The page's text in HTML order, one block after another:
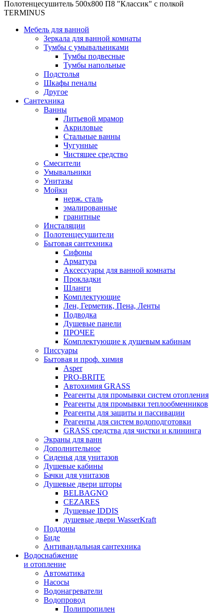
Полотенцесушитель 500х800 П8 "Классик" с полкой
TERMINUS
Мебель для ванной
Зеркала для ванной комнаты
Тумбы с умывальниками
Тумбы подвесные
Тумбы напольные
Подстолья
Шкафы пеналы
Другое
Сантехника
Ванны
Литьевой мрамор
Акриловые
Стальные ванны
Чугунные
Чистящее средство
Смесители
Умывальники
Унитазы
Мойки
нерж. сталь
эмалированные
гранитные
Инсталяции
Полотенцесушители
Бытовая сантехника
Сифоны
Арматура
Аксессуары для ванной комнаты
Прокладки
Шланги
Комплектующие
Лен, Герметик, Пена, Ленты
Подводка
Душевые панели
ПРОЧЕЕ
Комплектующие к душевым кабинам
Писсуары
Бытовая и проф. химия
Asper
PRO-BRITE
Автохимия GRASS
Реагенты для промывки систем отопления
Реагенты для промывки теплообменников
Реагенты для защиты и пассивации
Реагенты для систем водоподготовки
GRASS средства для чистки и клининга
Экраны для ванн
Дополнительное
Сиденья для унитазов
Душевые кабины
Бачки для унитазов
Душевые двери шторы
BELBAGNO
CEZARES
Душевые IDDIS
душевые двери WasserKraft
Поддоны
Биде
Антивандальная сантехника
Водоснабжение
и отопление
Автоматика
Насосы
Водонагреватели
Водопровод
Полипропилен